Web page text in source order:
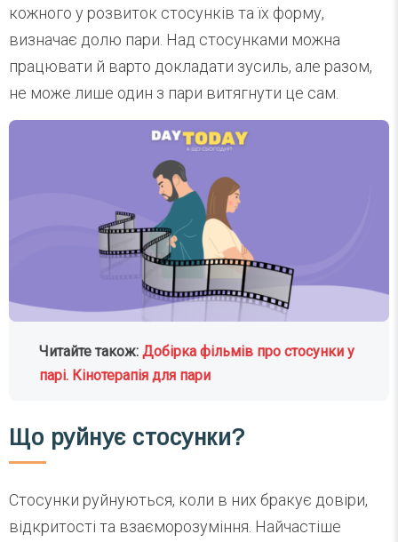
кожного у розвиток стосунків та їх форму,
визначає долю пари. Над стосунками можна
працювати й варто докладати зусиль, але разом,
не може лише один з пари витягнути це сам.
Читайте також:Добірка фільмів про стосунки у
парі. Кінотерапія для пари
Що руйнує стосунки?
Стосунки руйнуються, коли в них бракує довіри,
відкритості та взаєморозуміння. Найчастіше